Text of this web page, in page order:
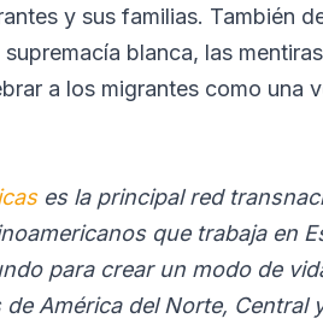
y sus familias. También
supremacía blanca, las
a los migrantes como una
es la principal red
que trabaja en
para crear un modo de
América del Norte, Central